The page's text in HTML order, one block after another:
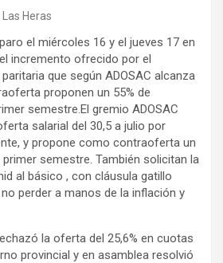
Heras
el miércoles 16 y el jueves 17 en
incremento ofrecido por el
que según ADOSAC alcanza
proponen un 55% de
semestre.El gremio ADOSAC
salarial del 30,5 a julio por
y propone como contraoferta un
primer semestre. También solicitan la
al básico , con cláusula gatillo
perder a manos de la inflación y
la oferta del 25,6% en cuotas
provincial y en asamblea resolvió